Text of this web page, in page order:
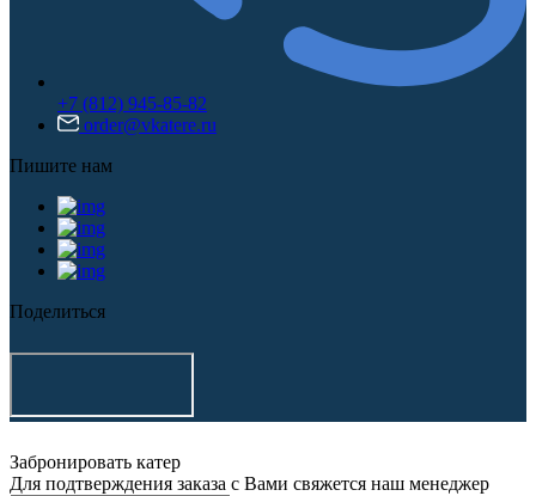
+7 (812) 945-85-82
order@vkatere.ru
Пишите нам
Поделиться
Забронировать катер
Для подтверждения заказа с Вами свяжется наш менеджер